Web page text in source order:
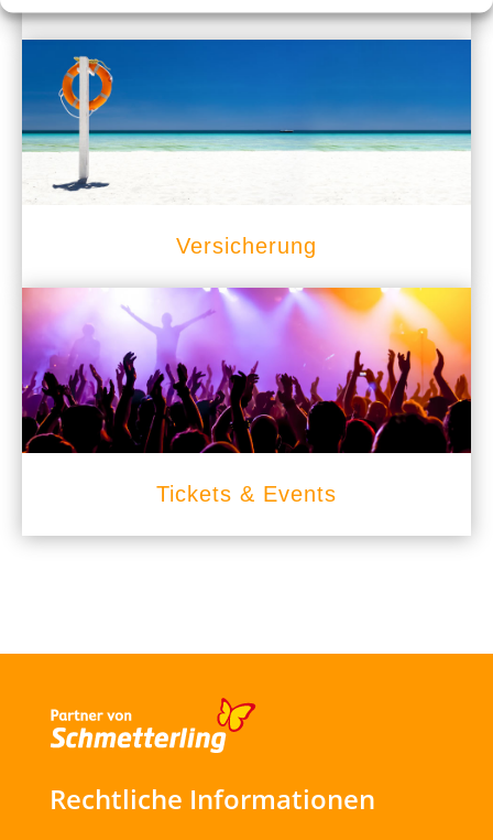
Versicherung
Tickets & Events
Rechtliche Informationen